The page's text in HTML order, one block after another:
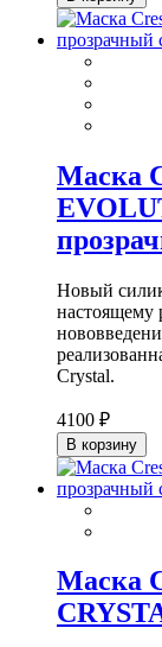
Маска
Новый
настоящему
Crystal.
4100 ₽
В корзину
Маска